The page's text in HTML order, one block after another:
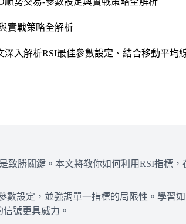
實戰策略全解析
入解析RSI最佳參數設定、結合移動平均
致勝關鍵。本文將教你如何利用RSI指標
數設定，並強調單一指標的局限性。學習
信號更具威力。